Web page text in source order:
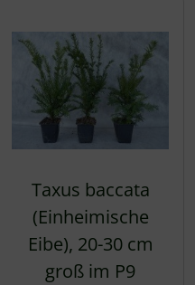
Taxus baccata
(Einheimische
Eibe), 20-30 cm
groß im P9